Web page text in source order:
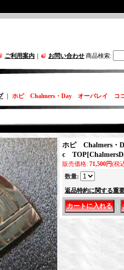
ご利用案内 お問い合わせ 商品検索:
｜ ホピ Chalmers・Day オーバレイ コ
ホピ Chalmers・
c TOP [
販売価格: 71,500円(税
数量:
返品特約に関する重